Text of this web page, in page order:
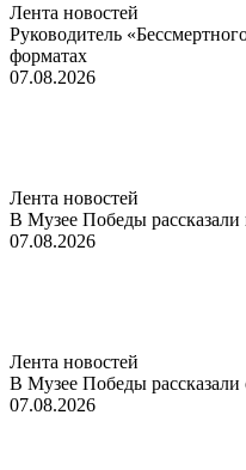
Лента новостей
Руководитель
форматах
07.08.2026
Лента новостей
В Музее Победы рассказали
07.08.2026
Лента новостей
В Музее Победы рассказали
07.08.2026